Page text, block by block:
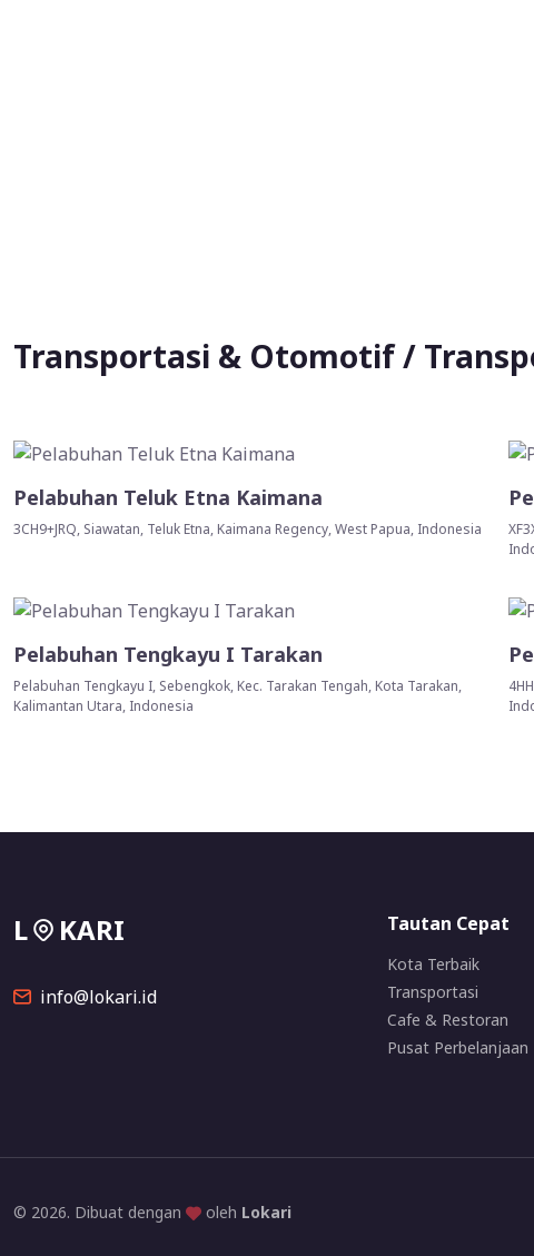
Transportasi & Otomotif /
Pelabuhan Teluk Etna Kaimana
3CH9+JRQ, Siawatan, Teluk Etna, Kaimana Regency, West Papua, Indonesia
Pelabuhan Tengkayu I Tarakan
Pelabuhan Tengkayu I, Sebengkok, Kec. Tarakan Tengah, Kota Tarakan,
Kalimantan Utara, Indonesia
L KARI
info@lokari.id
Tautan Cepat
Kota Terbaik
Transportasi
Cafe & Restoran
Pusat Perbelanjaan
© 2026. Dibuat dengan oleh Lokari